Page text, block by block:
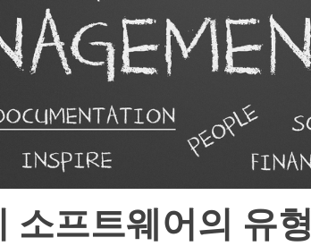
소프트웨어의 유형